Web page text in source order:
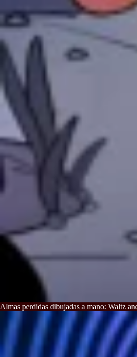
Almas perdidas dibujadas a mano: Waltz